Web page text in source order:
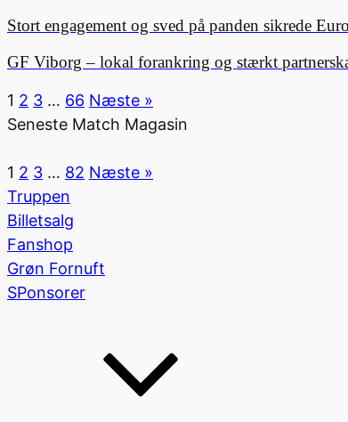
Stort engagement og sved på panden sikrede
GF Viborg – lokal forankring og stærkt
1 2 3 … 66 Næste »
Seneste Match Magasin
1 2 3 … 82 Næste »
Truppen
Billetsalg
Fanshop
Grøn Fornuft
SPonsorer